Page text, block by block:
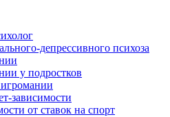
депрессивного психоза
у подростков
зависимости
от ставок на спорт